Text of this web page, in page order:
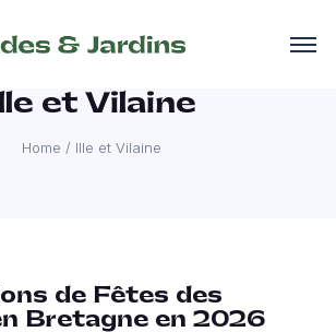
et Vilaine
Home / Ille et Vilaine
de Fêtes des
Bretagne en 2026